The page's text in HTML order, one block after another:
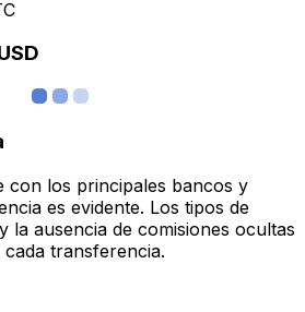
con los principales bancos y
es evidente. Los tipos de
la ausencia de comisiones ocultas
transferencia.